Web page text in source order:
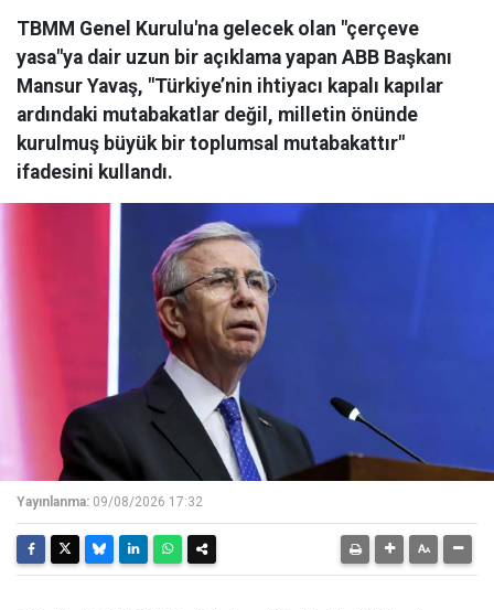
TBMM Genel Kurulu'na gelecek olan "çerçeve
yasa"ya dair uzun bir açıklama yapan ABB Başkanı
Mansur Yavaş, "Türkiye’nin ihtiyacı kapalı kapılar
ardındaki mutabakatlar değil, milletin önünde
kurulmuş büyük bir toplumsal mutabakattır"
ifadesini kullandı.
Yayınlanma: 09/08/2026 17:32